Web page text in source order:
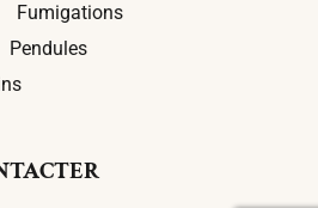
Fumigations
Pendules